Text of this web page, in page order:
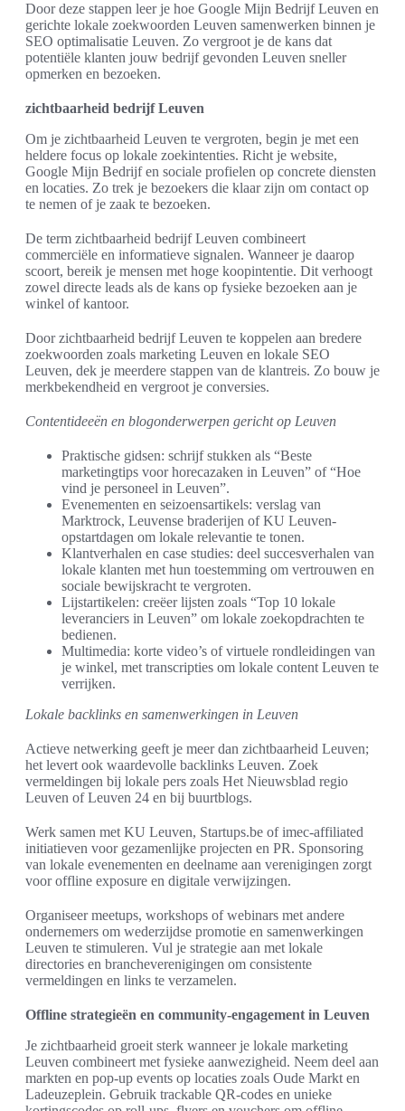
Door deze stappen leer je hoe Google Mijn Bedrijf Leuven en
gerichte lokale zoekwoorden Leuven samenwerken binnen je
SEO optimalisatie Leuven. Zo vergroot je de kans dat
potentiële klanten jouw bedrijf gevonden Leuven sneller
opmerken en bezoeken.
zichtbaarheid bedrijf Leuven
Om je zichtbaarheid Leuven te vergroten, begin je met een
heldere focus op lokale zoekintenties. Richt je website,
Google Mijn Bedrijf en sociale profielen op concrete diensten
en locaties. Zo trek je bezoekers die klaar zijn om contact op
te nemen of je zaak te bezoeken.
De term zichtbaarheid bedrijf Leuven combineert
commerciële en informatieve signalen. Wanneer je daarop
scoort, bereik je mensen met hoge koopintentie. Dit verhoogt
zowel directe leads als de kans op fysieke bezoeken aan je
winkel of kantoor.
Door zichtbaarheid bedrijf Leuven te koppelen aan bredere
zoekwoorden zoals marketing Leuven en lokale SEO
Leuven, dek je meerdere stappen van de klantreis. Zo bouw je
merkbekendheid en vergroot je conversies.
Contentideeën en blogonderwerpen gericht op Leuven
Praktische gidsen: schrijf stukken als “Beste
marketingtips voor horecazaken in Leuven” of “Hoe
vind je personeel in Leuven”.
Evenementen en seizoensartikels: verslag van
Marktrock, Leuvense braderijen of KU Leuven-
opstartdagen om lokale relevantie te tonen.
Klantverhalen en case studies: deel succesverhalen van
lokale klanten met hun toestemming om vertrouwen en
sociale bewijskracht te vergroten.
Lijstartikelen: creëer lijsten zoals “Top 10 lokale
leveranciers in Leuven” om lokale zoekopdrachten te
bedienen.
Multimedia: korte video’s of virtuele rondleidingen van
je winkel, met transcripties om lokale content Leuven te
verrijken.
Lokale backlinks en samenwerkingen in Leuven
Actieve netwerking geeft je meer dan zichtbaarheid Leuven;
het levert ook waardevolle backlinks Leuven. Zoek
vermeldingen bij lokale pers zoals Het Nieuwsblad regio
Leuven of Leuven 24 en bij buurtblogs.
Werk samen met KU Leuven, Startups.be of imec-affiliated
initiatieven voor gezamenlijke projecten en PR. Sponsoring
van lokale evenementen en deelname aan verenigingen zorgt
voor offline exposure en digitale verwijzingen.
Organiseer meetups, workshops of webinars met andere
ondernemers om wederzijdse promotie en samenwerkingen
Leuven te stimuleren. Vul je strategie aan met lokale
directories en brancheverenigingen om consistente
vermeldingen en links te verzamelen.
Offline strategieën en community-engagement in Leuven
Je zichtbaarheid groeit sterk wanneer je lokale marketing
Leuven combineert met fysieke aanwezigheid. Neem deel aan
markten en pop-up events op locaties zoals Oude Markt en
Ladeuzeplein. Gebruik trackable QR-codes en unieke